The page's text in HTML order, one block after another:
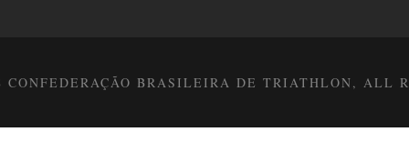
CONFEDERAÇÃO BRASILEIRA DE TRIATHLON, ALL